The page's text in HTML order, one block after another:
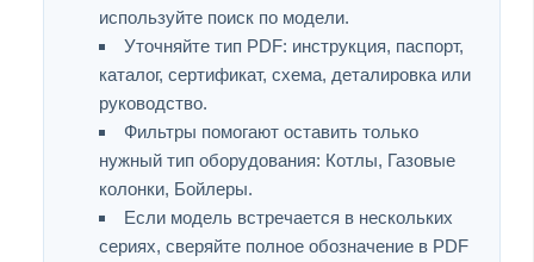
используйте поиск по модели.
Уточняйте тип PDF: инструкция, паспорт,
каталог, сертификат, схема, деталировка или
руководство.
Фильтры помогают оставить только
нужный тип оборудования: Котлы, Газовые
колонки, Бойлеры.
Если модель встречается в нескольких
сериях, сверяйте полное обозначение в PDF